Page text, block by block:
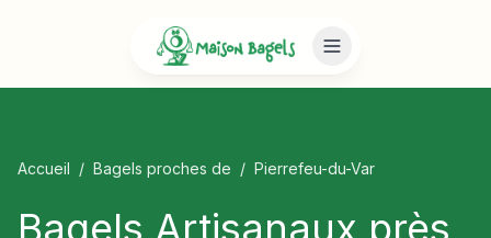
Accueil / Bagels proches de / Pierrefeu-du-Var
Bagels Artisanaux près